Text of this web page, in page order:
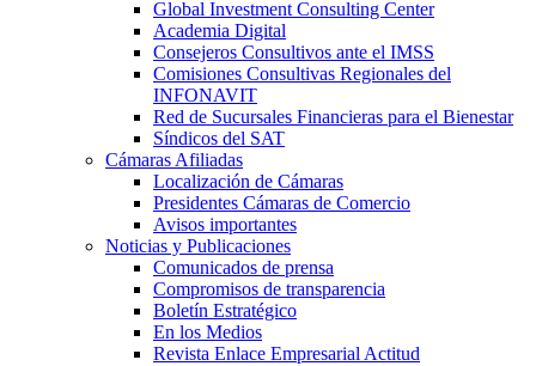
Global Investment Consulting Center
Academia Digital
Consejeros Consultivos ante el IMSS
Comisiones Consultivas Regionales del
INFONAVIT
Red de Sucursales Financieras para el Bienestar
Síndicos del SAT
Cámaras Afiliadas
Localización de Cámaras
Presidentes Cámaras de Comercio
Avisos importantes
Noticias y Publicaciones
Comunicados de prensa
Compromisos de transparencia
Boletín Estratégico
En los Medios
Revista Enlace Empresarial Actitud